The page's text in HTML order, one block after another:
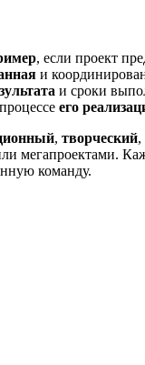
, если проект
и
и сроки
его
, творческий,
мегапроектами.
команду.